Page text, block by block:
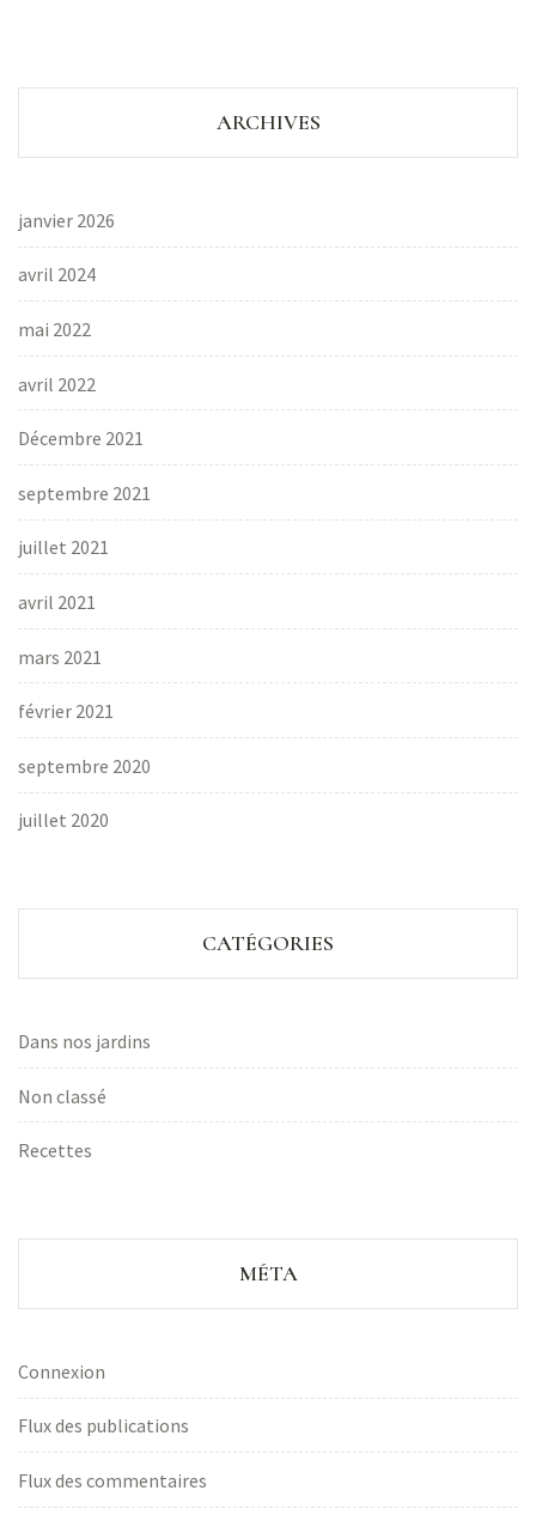
ARCHIVES
janvier 2026
avril 2024
mai 2022
avril 2022
Décembre 2021
septembre 2021
juillet 2021
avril 2021
mars 2021
février 2021
septembre 2020
juillet 2020
CATÉGORIES
Dans nos jardins
Non classé
Recettes
MÉTA
Connexion
Flux des publications
Flux des commentaires